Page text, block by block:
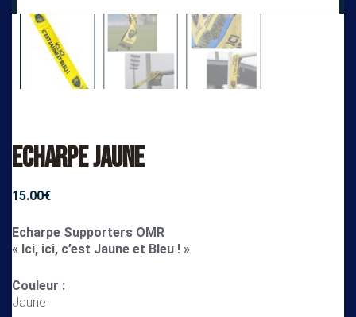
Echarpe Jaune
15.00€
Echarpe Supporters OMR
« Ici, ici, c’est Jaune et Bleu ! »
Couleur :
Jaune